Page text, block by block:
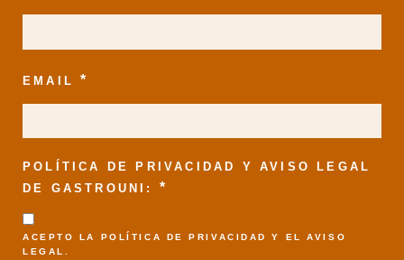
EMAIL*
POLÍTICA DE PRIVACIDAD Y AVISO LEGAL
DE GASTROUNI: *
ACEPTO LA POLÍTICA DE PRIVACIDAD Y ELAVISO
LEGAL